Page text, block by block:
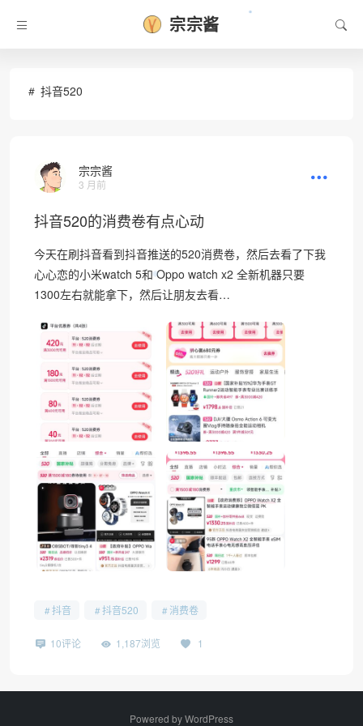
❅
宗宗酱
抖音520
宗宗酱
3 月前
抖音520的消费卷有点心动
今天在刷抖音看到抖音推送的520消费卷，然后去看了下我
心心恋的小米watch 5和 Oppo watch x2 全新机器只要
1300左右就能拿下，然后让朋友去看…
抖音 抖音520 消费卷
10评论 1,187浏览 1
Powered byWordPress